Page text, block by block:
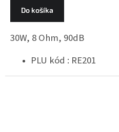
Do košíka
30W, 8 Ohm, 90dB
PLU kód : RE201